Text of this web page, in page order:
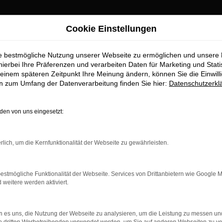
für
München erhalten Sie im
für exzellente Audi A4 Gebrauchtwagen Fahrzeuge für
zu präsentieren, die höchste Standards in Sachen
geht. Erfahren Sie mehr über unsere beeindruckende Audi
Cookie Einstellungen
bestmögliche Nutzung unserer Webseite zu ermöglichen und unsere
Ihre Präferenzen und verarbeiten Daten für Marketing und
späteren Zeitpunkt Ihre Meinung ändern, können Sie die
zum Umfang der Datenverarbeitung finden Sie hier:
von uns eingesetzt:
um die Kernfunktionalität der Webseite zu gewährleisten.
Funktionalität der Webseite. Services von Drittanbietern wie Google
weitere werden aktiviert.
es uns, die Nutzung der Webseite zu analysieren, um die Leistung zu messen